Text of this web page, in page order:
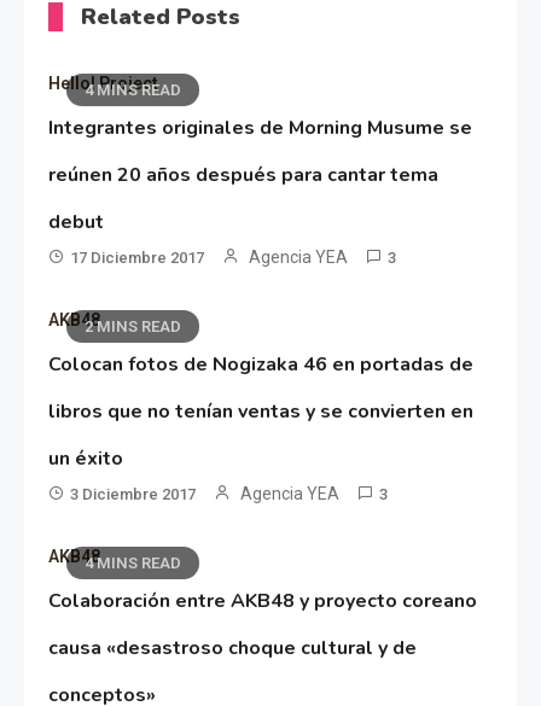
Related Posts
4 MINS READ
Hello! Project
Integrantes originales de Morning Musume se
reúnen 20 años después para cantar tema
debut
17 Diciembre 2017 Agencia YEA 3
2 MINS READ
AKB48
Colocan fotos de Nogizaka 46 en portadas de
libros que no tenían ventas y se convierten en
un éxito
3 Diciembre 2017 Agencia YEA 3
4 MINS READ
AKB48
Colaboración entre AKB48 y proyecto coreano
causa «desastroso choque cultural y de
conceptos»